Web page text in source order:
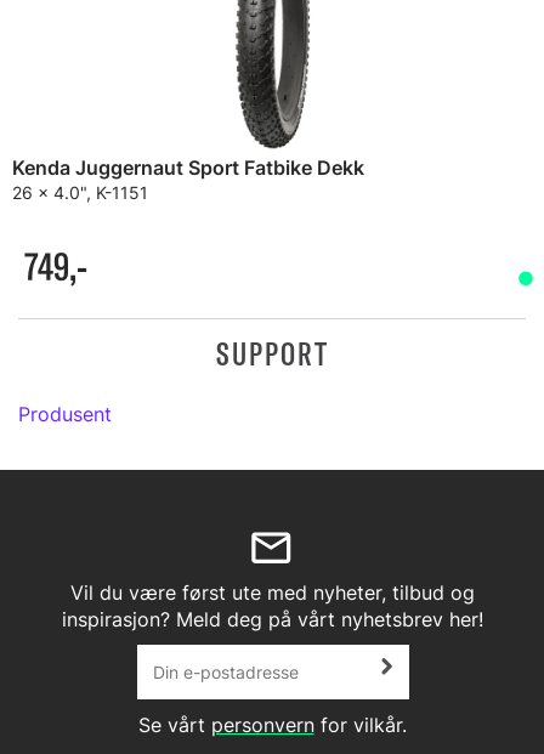
Kenda Juggernaut Sport Fatbike Dekk
26 x 4.0", K-1151
749,-
SUPPORT
Produsent
Vil du være først ute med nyheter, tilbud og
inspirasjon? Meld deg på vårt nyhetsbrev her!
Se vårt personvernfor vilkår.